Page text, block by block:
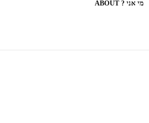
מי אני ? ABOUT